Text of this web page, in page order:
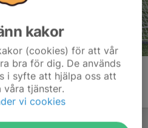
kakor
(cookies) för att vår
bra för dig. De används
i syfte att hjälpa oss att
tjänster.
vi cookies